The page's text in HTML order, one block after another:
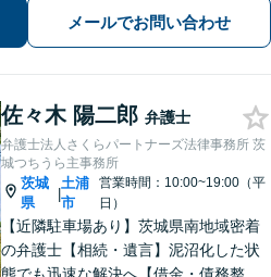
中心とした企業法務に対応
メールでお問い合わせ
佐々木 陽二郎 弁護士
弁護士法人さくらパートナーズ法律事務所 茨
城つちうら主事務所
茨城
県
|
土浦
市
営業時間：10:00~19:00（平
日）
【近隣駐車場あり】茨城県南地域密着
の弁護士【相続・遺言】泥沼化した状